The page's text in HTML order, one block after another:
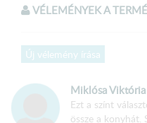
A termékösszeszerelt
Méretek:
Alsó elemsor hossza: 120
Felső elemsor hossza: 170
VÉLEMÉNYEK A
Új vélemény írása
Miklósa Viktória
Ezt a színt
össze a